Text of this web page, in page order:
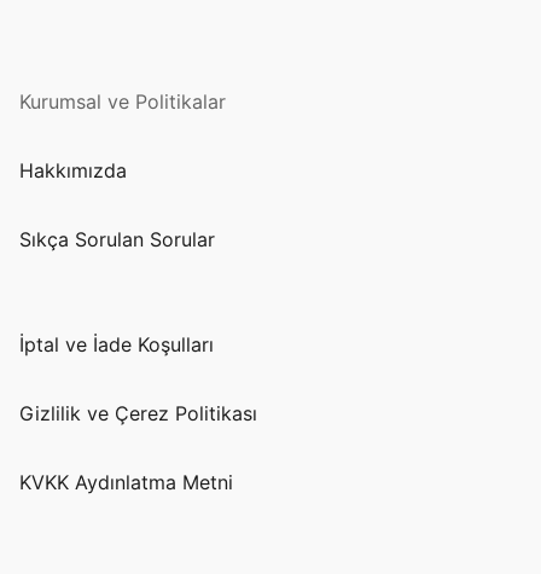
Kurumsal ve Politikalar
Hakkımızda
Sıkça Sorulan Sorular
İptal ve İade Koşulları
Gizlilik ve Çerez Politikası
KVKK Aydınlatma Metni